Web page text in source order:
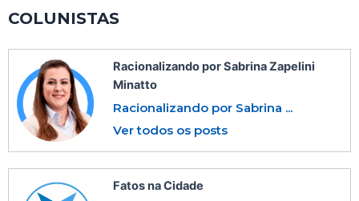
COLUNISTAS
Racionalizando por Sabrina Zapelini
Minatto
Racionalizando por Sabrina ...
Ver todos os posts
Fatos na Cidade